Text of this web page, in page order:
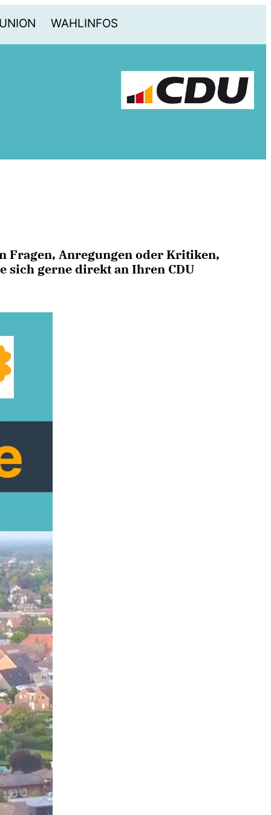
WAHLINFOS
Fragen, Anregungen oder Kritiken,
sich gerne direkt an Ihren CDU